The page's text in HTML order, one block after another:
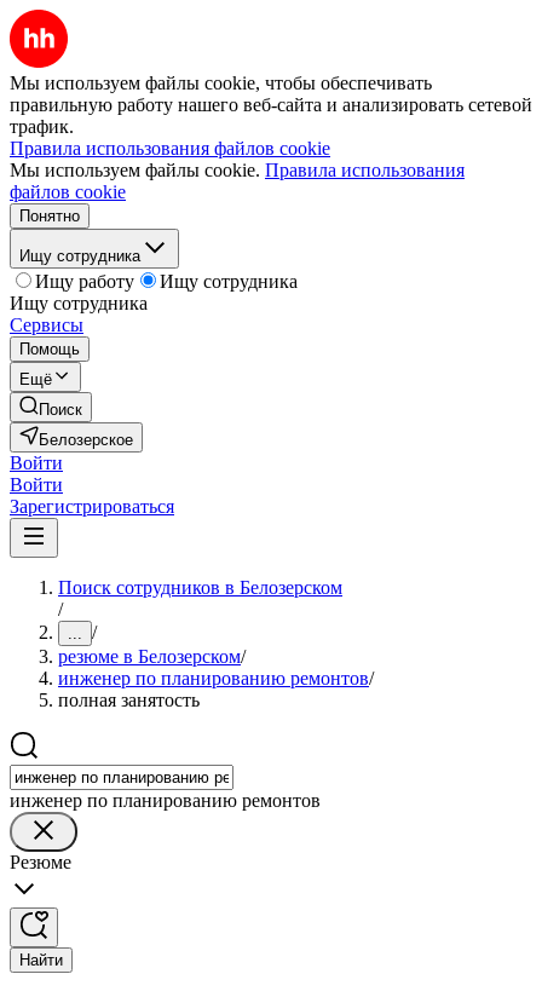
Мы используем файлы cookie, чтобы обеспечивать
правильную работу нашего веб-сайта и анализировать сетевой
трафик.
Правила использования файлов cookie
Мы используем файлы cookie. Правила использования
файлов cookie
Понятно
Ищу сотрудника
Ищу работу
Ищу сотрудника
Ищу сотрудника
Сервисы
Помощь
Ещё
Поиск
Белозерское
Войти
Войти
Зарегистрироваться
Поиск сотрудников в Белозерском
/
... /
резюме в Белозерском/
инженер по планированию ремонтов/
полная занятость
инженер по планированию ремонтов
Резюме
Найти